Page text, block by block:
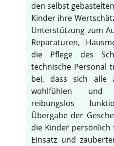
den selbst
Kinder ihre
Unterstützung zum
Reparaturen,
die Pflege des
technische Personal
bei, dass sich alle
wohlfühlen und
reibungslos
Übergabe der
die Kinder
Einsatz und